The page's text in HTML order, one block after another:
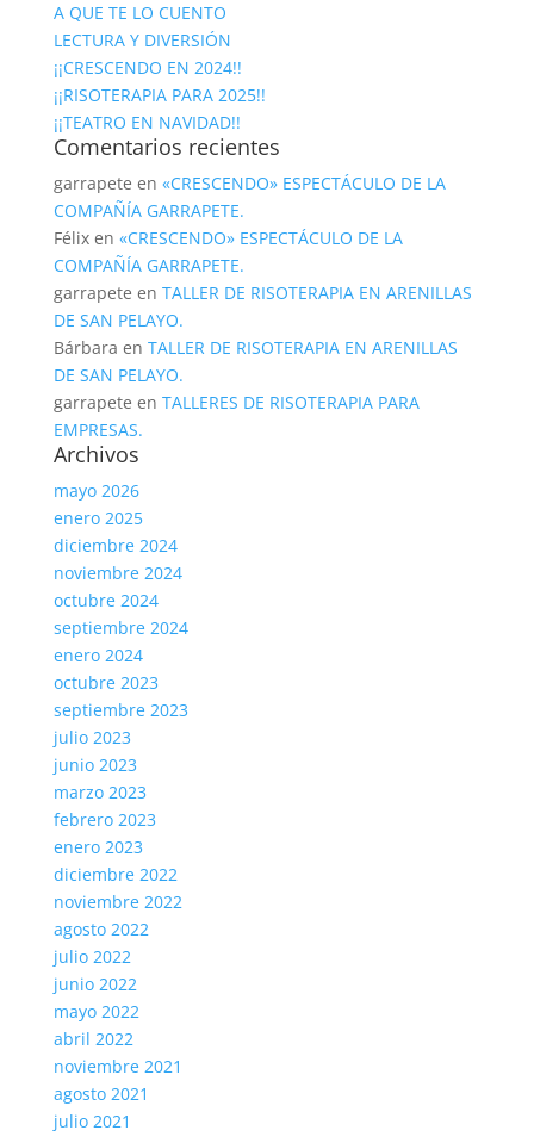
A QUE TE LO CUENTO
LECTURA Y DIVERSIÓN
¡¡CRESCENDO EN 2024!!
¡¡RISOTERAPIA PARA 2025!!
¡¡TEATRO EN NAVIDAD!!
Comentarios recientes
garrapete en «CRESCENDO» ESPECTÁCULO DE LA
COMPAÑÍA GARRAPETE.
Félixen «CRESCENDO» ESPECTÁCULO DE LA
COMPAÑÍA GARRAPETE.
garrapete en TALLER DE RISOTERAPIA EN ARENILLAS
DE SAN PELAYO.
Bárbara en TALLER DE RISOTERAPIA EN ARENILLAS
DE SAN PELAYO.
garrapete en TALLERES DE RISOTERAPIA PARA
EMPRESAS.
Archivos
mayo 2026
enero 2025
diciembre 2024
noviembre 2024
octubre 2024
septiembre 2024
enero 2024
octubre 2023
septiembre 2023
julio 2023
junio 2023
marzo 2023
febrero 2023
enero 2023
diciembre 2022
noviembre 2022
agosto 2022
julio 2022
junio 2022
mayo 2022
abril 2022
noviembre 2021
agosto 2021
julio 2021